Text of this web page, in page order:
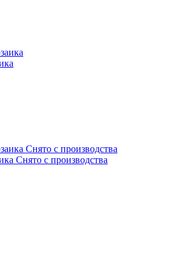
Снято с производства